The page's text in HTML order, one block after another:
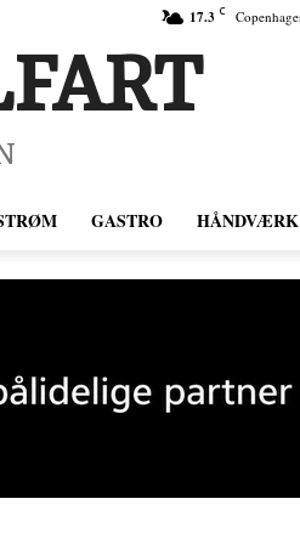
17.3 C
GASTRO HÅNDVÆRK